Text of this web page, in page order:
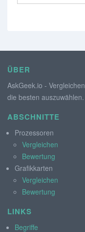
ÜBER
AskGeek.io -
die besten auszuwählen.
ABSCHNITTE
Prozessoren
Vergleichen
Bewertung
Grafikkarten
Vergleichen
Bewertung
LINKS
Begriffe